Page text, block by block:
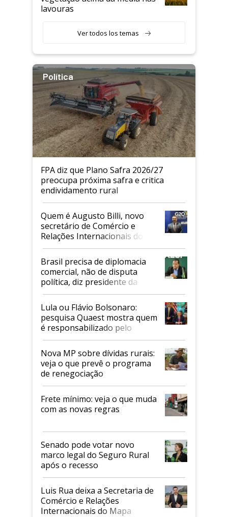
lavouras
Ver todos los temas
Política
FPA diz que Plano Safra 2026/27
preocupa próxima safra e critica
endividamento rural
Quem é Augusto Billi, novo
secretário de Comércio e
Relações Internacionais do
Mapa
Brasil precisa de diplomacia
comercial, não de disputa
política, diz presidente da
Faesp
Lula ou Flávio Bolsonaro:
pesquisa Quaest mostra quem
é responsabilizado pelo
tarifaço dos EUA
Nova MP sobre dívidas rurais:
veja o que prevê o programa
de renegociação
Frete mínimo: veja o que muda
com as novas regras
Senado pode votar novo
marco legal do Seguro Rural
após o recesso
Luis Rua deixa a Secretaria de
Comércio e Relações
Internacionais do Mapa